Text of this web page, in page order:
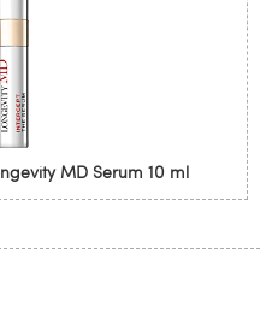
MD Serum 10 ml